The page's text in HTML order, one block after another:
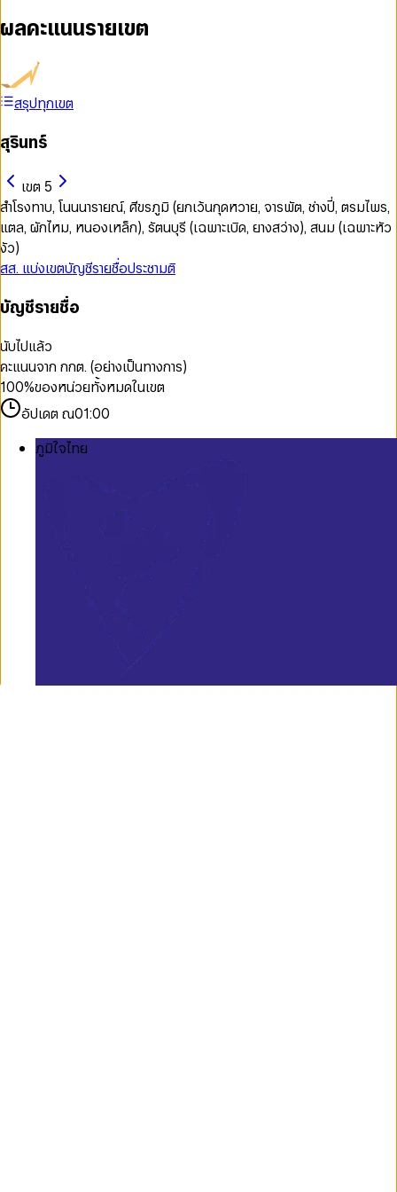
ผลคะแนนรายเขต
สรุปทุกเขต
สุรินทร์
เขต 5
สำโรงทาบ, โนนนารายณ์, ศีขรภูมิ (ยกเว้นกุดหวาย, จารพัต, ช่างปี่, ตรมไพร,
แตล, ผักไหม, หนองเหล็ก), รัตนบุรี (เฉพาะเบิด, ยางสว่าง), สนม (เฉพาะหัว
งัว)
สส. แบ่งเขตบัญชีรายชื่อประชามติ
บัญชีรายชื่อ
นับไปแล้ว
คะแนนจาก กกต. (อย่างเป็นทางการ)
100%ของหน่วยทั้งหมดในเขต
อัปเดต ณ01:00
ภูมิใจไทย